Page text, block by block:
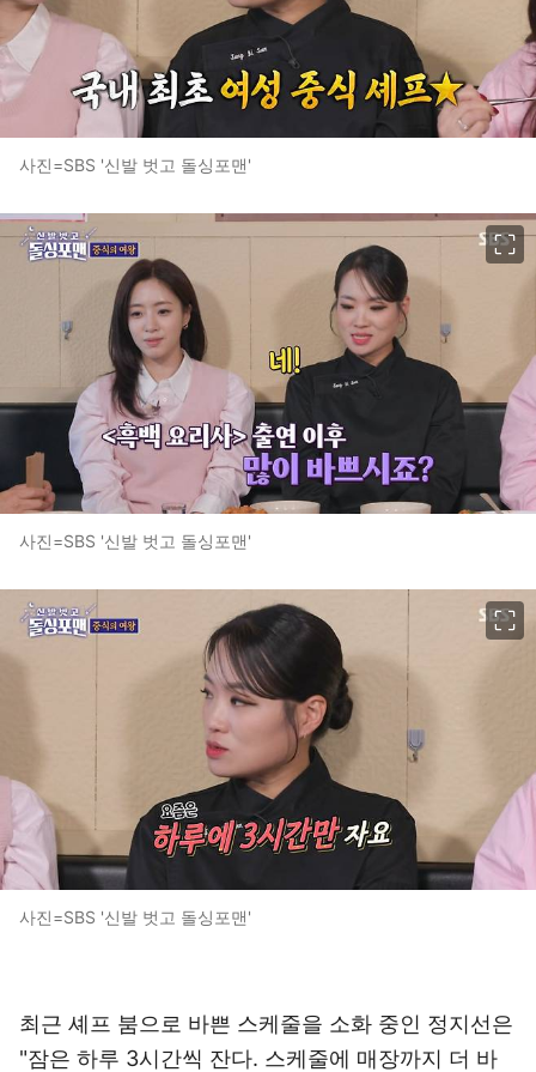
사진=SBS '신발 벗고 돌싱포맨'
사진=SBS '신발 벗고 돌싱포맨'
사진=SBS '신발 벗고 돌싱포맨'
최근 셰프 붐으로 바쁜 스케줄을 소화 중인 정지선은
"잠은 하루 3시간씩 잔다. 스케줄에 매장까지 더 바